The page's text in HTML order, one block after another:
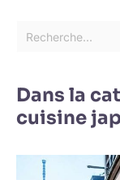
Dans la
cuisine